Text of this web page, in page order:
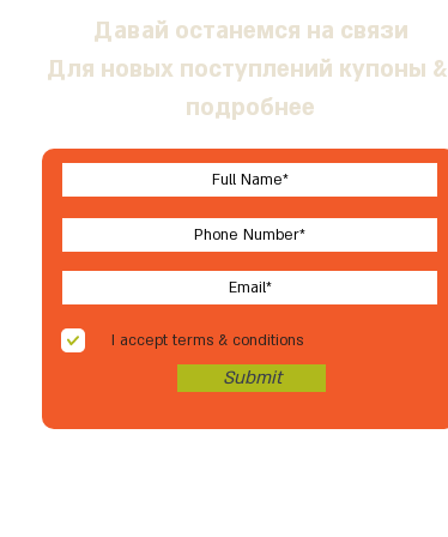
Давай останемся на связи
Для новых поступлений купоны &
подробнее
I accept terms & conditions
Submit